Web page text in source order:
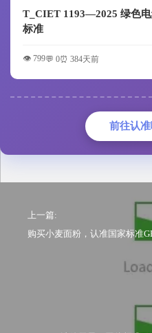
T_CIET 1193—2025 绿色
标准
👁️ 799💬 0⏰ 384天前
前往认
上一篇:
购买小麦面粉，认准国家标准